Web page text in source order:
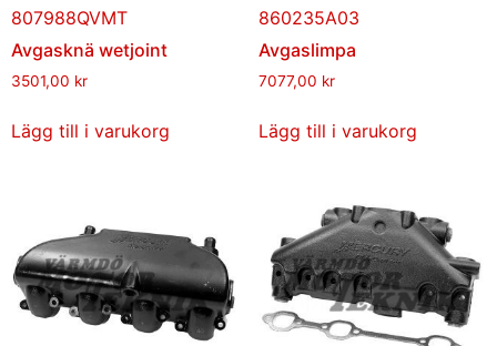
807988QVMT
Avgasknä wetjoint
3501,00 kr
Lägg till i varukorg
860235A03
Avgaslimpa
7077,00 kr
Lägg till i varukorg